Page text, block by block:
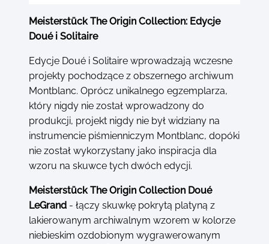
Meisterstück The Origin Collection: Edycje
Doué i Solitaire
Edycje Doué i Solitaire wprowadzają wczesne
projekty pochodzące z obszernego archiwum
Montblanc. Oprócz unikalnego egzemplarza,
który nigdy nie został wprowadzony do
produkcji, projekt nigdy nie był widziany na
instrumencie piśmienniczym Montblanc, dopóki
nie został wykorzystany jako inspiracja dla
wzoru na skuwce tych dwóch edycji.
Meisterstück The Origin Collection Doué
LeGrand - łączy skuwkę pokrytą platyną z
lakierowanym archiwalnym wzorem w kolorze
niebieskim ozdobionym wygrawerowanym